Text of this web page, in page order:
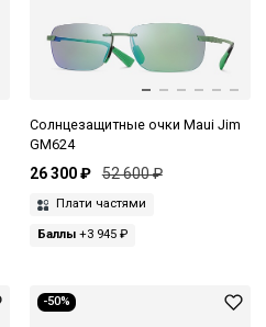
Солнцезащитные очки Maui Jim
GM624
26 300 ₽ 52 600 ₽
Плати частями
Баллы+3 945 ₽
-50%